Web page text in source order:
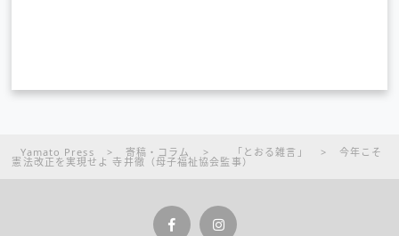
Yamato Press > 寄稿・コラム > 「とおる雑言」 > 今年こそ
憲法改正を実現せよ 寺井徹（母子福祉協会監事）